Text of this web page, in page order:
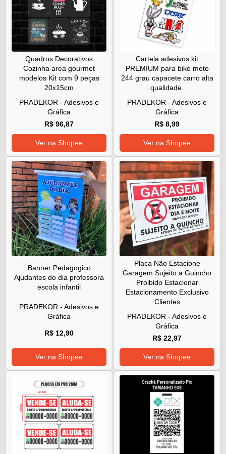
Quadros Decorativos
Cozinha area gourmet
modelos Kit com 9 peças
20x15cm
PRADEKOR - Adesivos e
Gráfica
R$ 96,87
Ver na Shopee
Cartela adesivos kit
PREMIUM para bike moto
244 grau capacete carro alta
qualidade.
PRADEKOR - Adesivos e
Gráfica
R$ 8,99
Ver na Shopee
Banner Pedagogico
Ajudantes do dia professora
escola infantil
PRADEKOR - Adesivos e
Gráfica
R$ 12,90
Ver na Shopee
Placa Não Estacione
Garagem Sujeito a Guincho
Proibido Estacionar
Estacionamento Exclusivo
Clientes
PRADEKOR - Adesivos e
Gráfica
R$ 22,97
Ver na Shopee